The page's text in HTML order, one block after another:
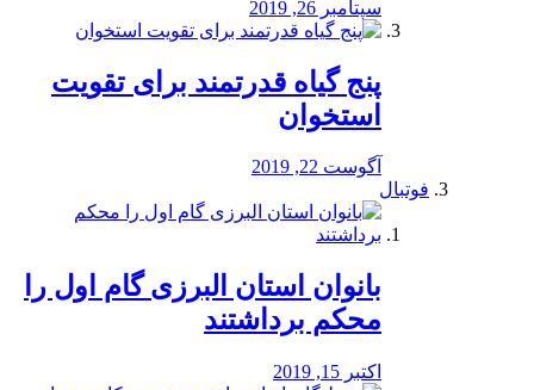
سپتامبر 26, 2019
پنج گیاه قدرتمند برای تقویت
استخوان
آگوست 22, 2019
فوتبال
بانوان استان البرزی گام اول را
محكم برداشتند
اکتبر 15, 2019